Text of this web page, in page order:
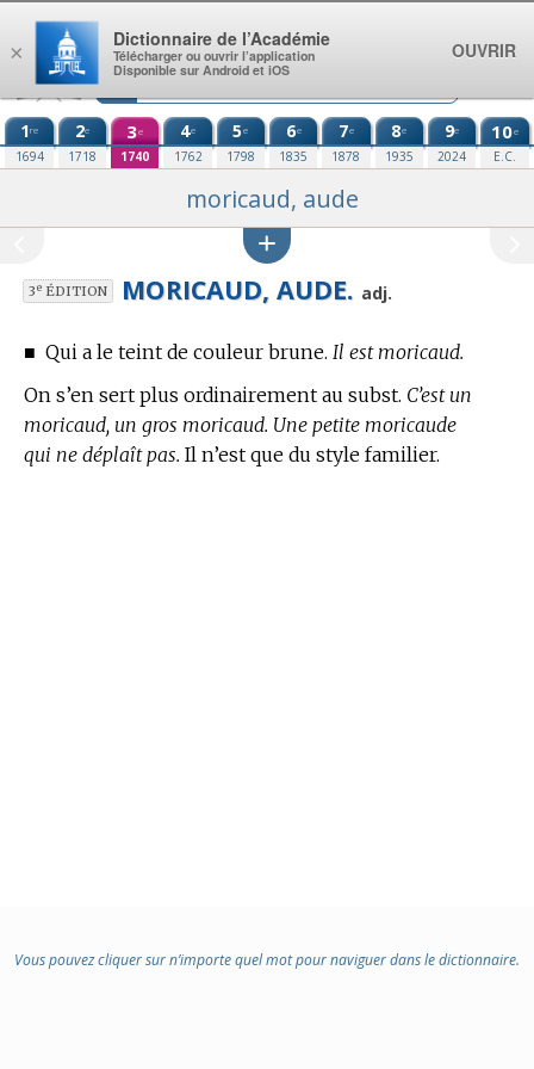
Aller au contenu
1re
1694
2e
1718
3e
1740
4e
1762
5e
1798
6e
1835
7e
1878
8e
1935
9e
2024
10e
E.C.
moricaud, aude
3eÉDITION MORICAUD, AUDE. adj.
■ Qui a le teint de couleur brune. Il est moricaud.
On s’en sert plus ordinairement au subst. C’est un
moricaud, un gros moricaud. Une petite moricaude
qui ne déplaît pas. Il n’est que du style familier.
Vous pouvez cliquer sur n’importe quel mot pour naviguer dans le dictionnaire.
×
Dictionnaire de l’Académie
Télécharger ou ouvrir l’application
Disponible sur Android et iOS
OUVRIR